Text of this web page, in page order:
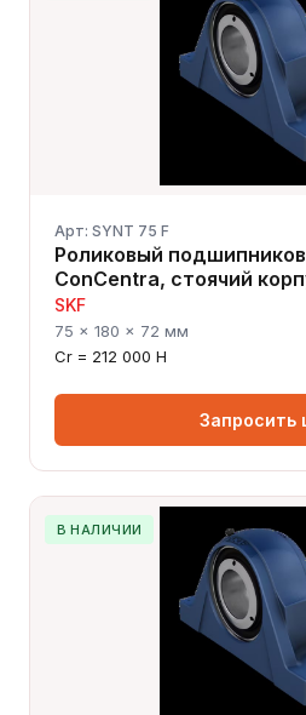
Арт: SYNT 75 F
Роликовый
ConCentra, стоячий
SKF
75 × 180 × 72 мм
Cr = 212 000 Н
Запросить
В НАЛИЧИИ